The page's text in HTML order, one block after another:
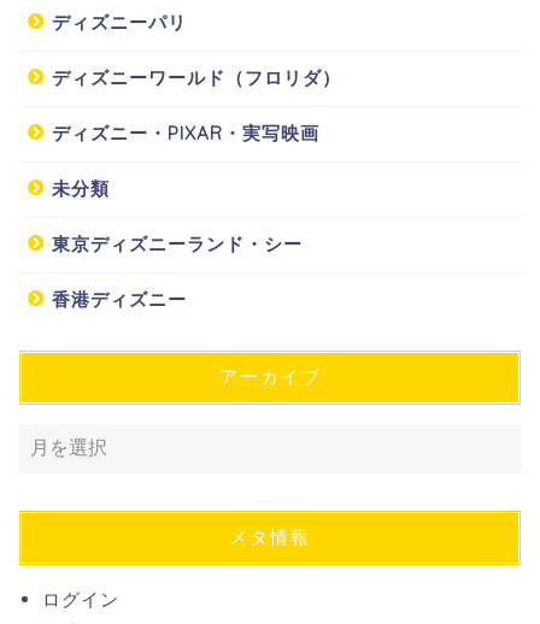
ディズニーパリ
ディズニーワールド（フロリダ）
ディズニー・PIXAR・実写映画
未分類
東京ディズニーランド・シー
香港ディズニー
アーカイブ
メタ情報
ログイン